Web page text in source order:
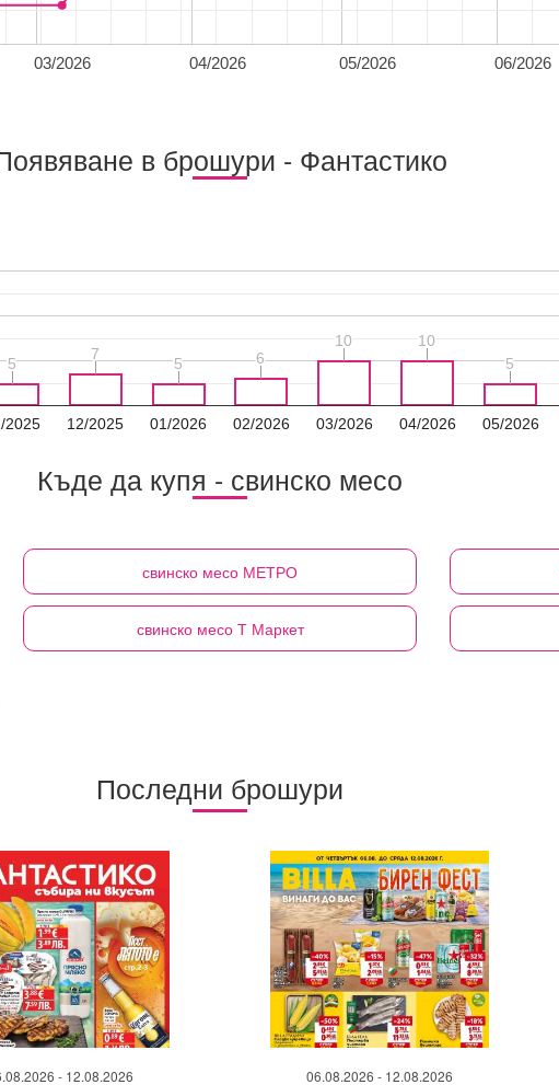
03/2026 04/2026 05/2026 06/2026
в брошури - Фантастико
2025 12/2025 01/2026 02/2026 03/2026 04/2026 05/2026
5
5
7
7
5
5 6
6
10
10 10
10
5
5
Къде да купя - свинско месо
свинско месо МЕТРО
свинско месо Т Маркет
Последни брошури
- 12.08.2026 06.08.2026 - 12.08.2026